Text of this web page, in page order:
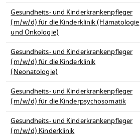
Gesundheits- und Kinderkrankenpfleger
(m/w/d) für die Kinderklinik (Hämatologie
und Onkologie)
Gesundheits- und Kinderkrankenpfleger
(m/w/d) für die Kinderklinik
(Neonatologie)
Gesundheits- und Kinderkrankenpfleger
(m/w/d) für die Kinderpsychosomatik
Gesundheits- und Kinderkrankenpfleger
(m/w/d) Kinderklinik